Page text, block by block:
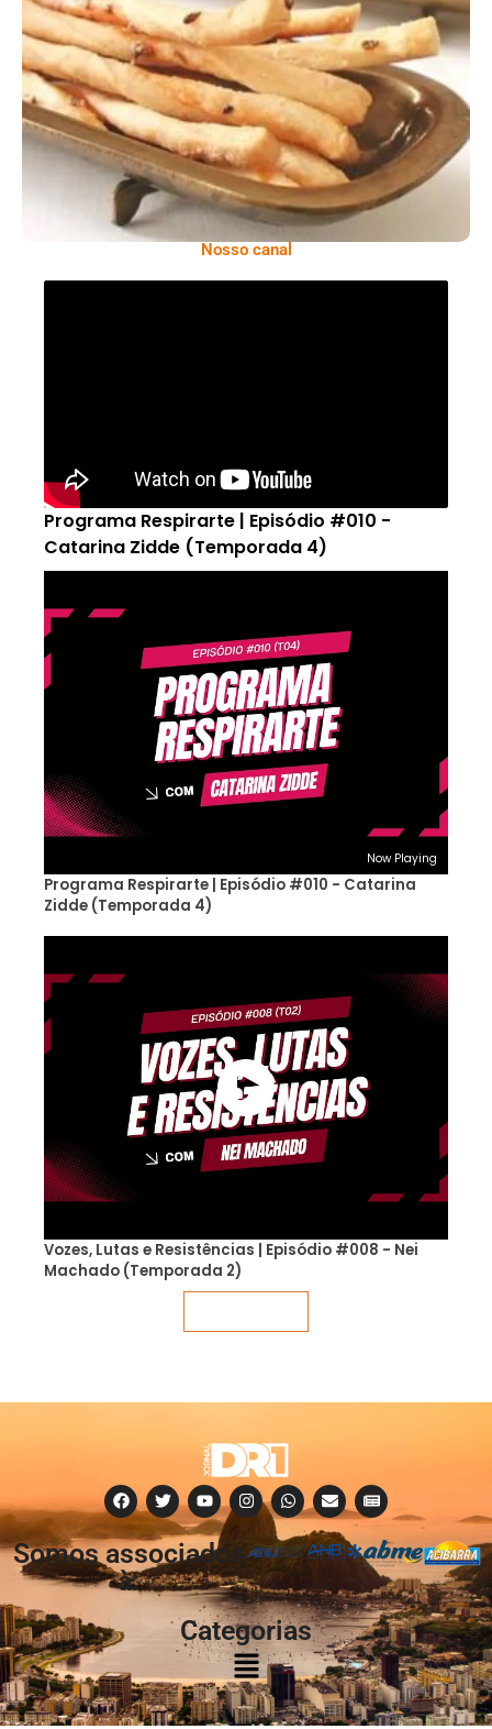
Comer Bem: Palitinhos De Cebola E Salsa
Nosso canal
Programa Respirarte | Episódio #010 -
Catarina Zidde (Temporada 4)
Now Playing
Programa Respirarte | Episódio #010 - Catarina
Zidde (Temporada 4)
Vozes, Lutas e Resistências | Episódio #008 - Nei
Machado (Temporada 2)
Somos associados
à:
Categorias